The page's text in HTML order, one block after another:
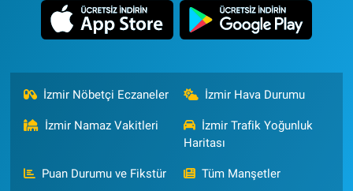
İzmir Nöbetçi Eczaneler İzmir Hava Durumu
İzmir Namaz Vakitleri
İzmir Trafik Yoğunluk
Haritası
Puan Durumu ve Fikstür Tüm Manşetler